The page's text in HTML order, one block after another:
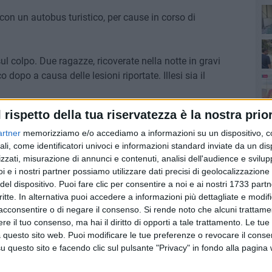
rispetto della tua riservatezza è la nostra
memorizziamo e/o accediamo a informazioni su un dispositivo,
come identificatori univoci e informazioni standard inviate da un
misurazione di annunci e contenuti, analisi dell'audience e
e i nostri partner possiamo utilizzare dati precisi di
dispositivo. Puoi fare clic per consentire a noi e ai nostri 1733
In alternativa puoi accedere a informazioni più dettagliate e
o di negare il consenso. Si rende noto che alcuni
il tuo consenso, ma hai il diritto di opporti a tale trattamento. Le
sito web. Puoi modificare le tue preferenze o revocare il
questo sito e facendo clic sul pulsante "Privacy" in fondo alla pagina
un autobus turistico, per cause in corso di
colpo. Due ragazze, ricoverate nella notte in gravi
dopo a causa delle lesioni riportate. Illesi sia il
anni.
6 AGOSTO 2026
Modugno celebra Maria
Santissima Assunta: al via i
festeggiamenti per il 229°
anniversario della Traslazione